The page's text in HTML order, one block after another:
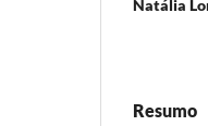
Natália
Resumo